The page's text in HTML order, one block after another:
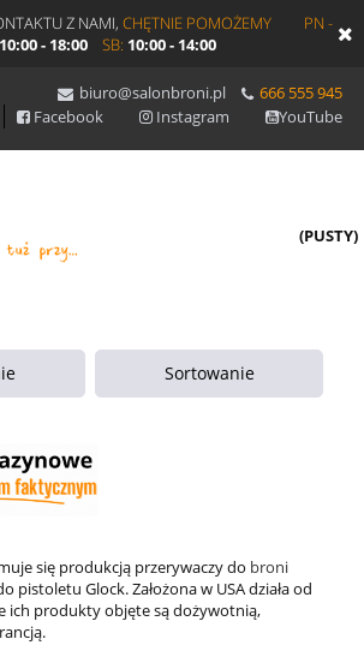
Z NAMI, CHĘTNIE POMOŻEMY
PN -
10:00 - 18:00 SB: 10:00 - 14:00
biuro@salonbroni.pl
666 555 945
Facebook
Instagram YouTube
(PUSTY)
Sortowanie
się produkcją przerywaczy do broni
pistoletu Glock. Założona w USA działa od
ich produkty objęte są dożywotnią,